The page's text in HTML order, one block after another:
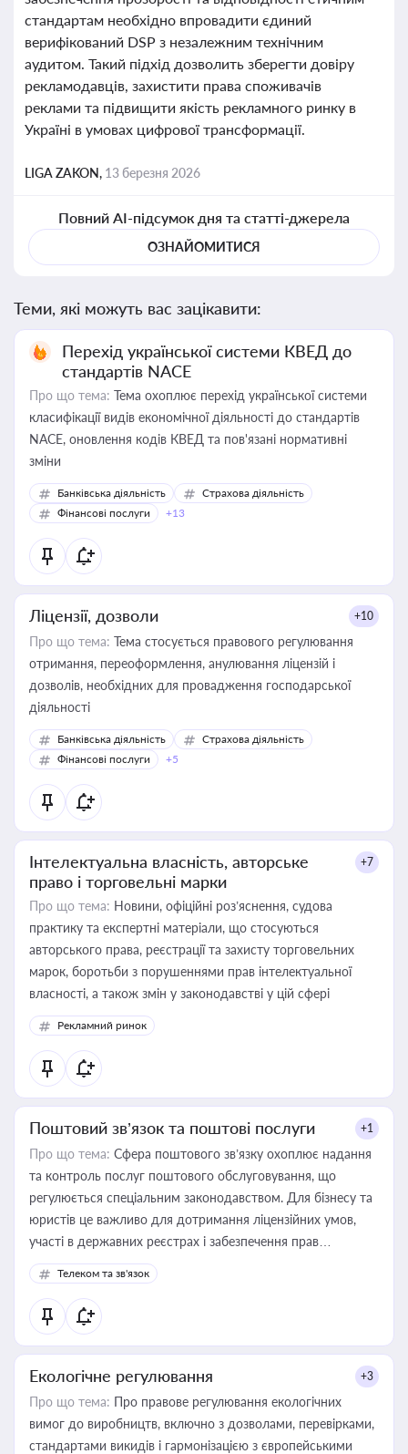
стандартам необхідно впровадити єдиний
верифікований DSP з незалежним технічним
аудитом. Такий підхід дозволить зберегти довіру
рекламодавців, захистити права споживачів
реклами та підвищити якість рекламного ринку в
Україні в умовах цифрової трансформації.
LIGA ZAKON, 13 березня 2026
Повний AI-підсумок дня та статті-джерела
ОЗНАЙОМИТИСЯ
Теми, які можуть вас зацікавити:
Перехід української системи КВЕД до
стандартів NACE
Про що тема: Тема охоплює перехід української системи
класифікації видів економічної діяльності до стандартів
NACE, оновлення кодів КВЕД та пов'язані нормативні
зміни
Банківська діяльність
Страхова діяльність
Фінансові послуги
+13
Ліцензії, дозволи +10
Про що тема: Тема стосується правового регулювання
отримання, переоформлення, анулювання ліцензій і
дозволів, необхідних для провадження господарської
діяльності
Банківська діяльність
Страхова діяльність
Фінансові послуги
+5
Інтелектуальна власність, авторське
право і торговельні марки
+7
Про що тема: Новини, офіційні роз’яснення, судова
практику та експертні матеріали, що стосуються
авторського права, реєстрації та захисту торговельних
марок, боротьби з порушеннями прав інтелектуальної
власності, а також змін у законодавстві у цій сфері
Рекламний ринок
Поштовий зв’язок та поштові послуги +1
Про що тема: Сфера поштового зв’язку охоплює надання
та контроль послуг поштового обслуговування, що
регулюється спеціальним законодавством. Для бізнесу та
юристів це важливо для дотримання ліцензійних умов,
участі в державних реєстрах і забезпечення прав
споживачів.
Телеком та зв'язок
Екологічне регулювання +3
Про що тема: Про правове регулювання екологічних
вимог до виробництв, включно з дозволами, перевірками,
стандартами викидів і гармонізацією з європейськими